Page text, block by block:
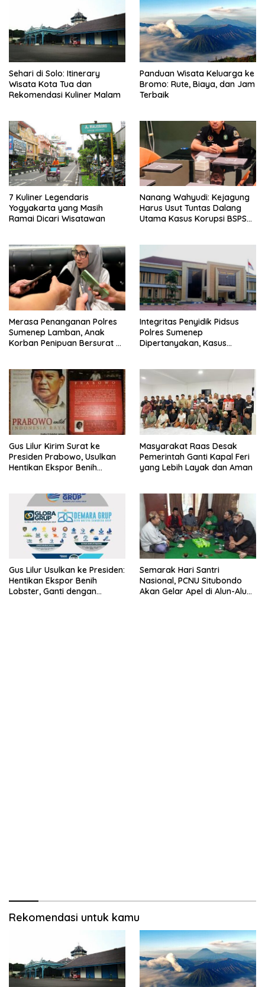
Sehari di Solo: Itinerary
Wisata Kota Tua dan
Rekomendasi Kuliner Malam
Panduan Wisata Keluarga ke
Bromo: Rute, Biaya, dan Jam
Terbaik
7 Kuliner Legendaris
Yogyakarta yang Masih
Ramai Dicari Wisatawan
Nanang Wahyudi: Kejagung
Harus Usut Tuntas Dalang
Utama Kasus Korupsi BSPS
Merasa Penanganan Polres
Sumenep Lamban, Anak
Korban Penipuan Bersurat ke
Integritas Penyidik Pidsus
Polres Sumenep
Dipertanyakan, Kasus
Kepastian
Gus Lilur Kirim Surat ke
Presiden Prabowo, Usulkan
Hentikan Ekspor Benih
Masyarakat Raas Desak
Pemerintah Ganti Kapal Feri
yang Lebih Layak dan Aman
Gus Lilur Usulkan ke Presiden:
Hentikan Ekspor Benih
Lobster, Ganti dengan
Semarak Hari Santri
Nasional, PCNU Situbondo
Akan Gelar Apel di Alun-Alun
Rekomendasi untuk kamu